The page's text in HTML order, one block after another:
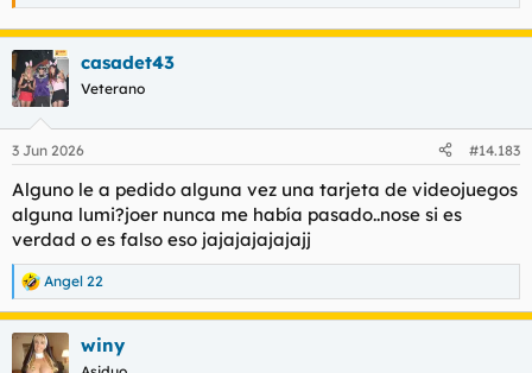
casadet43
Veterano
3 Jun 2026 #14.183
Alguno le a pedido alguna vez una tarjeta de videojuegos
alguna lumi?joer nunca me había pasado..nose si es
verdad o es falso eso jajajajajajajj
R
e
a
c
c
Angel 22
winy